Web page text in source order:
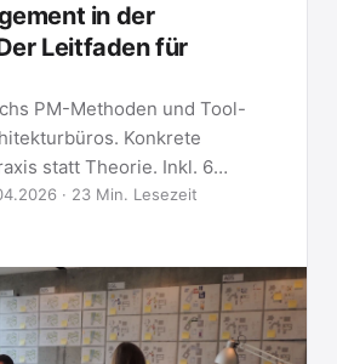
in der
Leitfaden für
PM-Methoden und Tool-
Konkrete
statt Theorie. Inkl. 6
· 23 Min. Lesezeit